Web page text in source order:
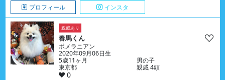
プロフィール インスタ
親戚あり
春馬くん
ポメラニアン
2020年09月06日生
5歳11ヶ月
男の子
東京都
親戚 4頭
0